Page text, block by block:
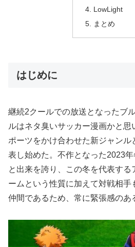
LowLight
まとめ
はじめに
継続2クールでの放送となったブ
ルはネタ臭いサッカー漫画かと思
ポーツをかけ合わせた新ジャンル
表し始めた。不作となった2023
と出来を誇り、この冬を代表す
ームという性質に加えて対戦相
仲間であるため、常に緊張感のあ